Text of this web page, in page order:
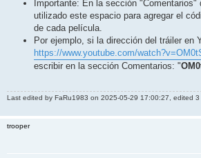
Importante: En la sección "Comentarios"
utilizado este espacio para agregar el
de cada película.
Por ejemplo, si la dirección del tráiler en
https://www.youtube.com/
escribir en la sección Comentarios: "
Last edited by FaRu1983 on 2025-05-29 17:00:27, edited 3
trooper